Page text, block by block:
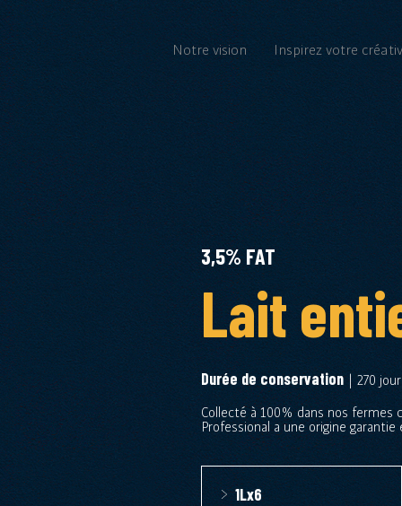
Notre vision Inspirez votre
3,5% FAT
Lait
Durée de conservation | 270
Collecté à 100% dans nos fermes
Professional a une origine
1Lx6